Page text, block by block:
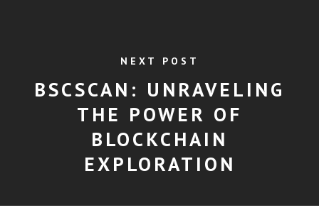
NEXT POST
BSCSCAN: UNRAVELING
THE POWER OF
BLOCKCHAIN
EXPLORATION